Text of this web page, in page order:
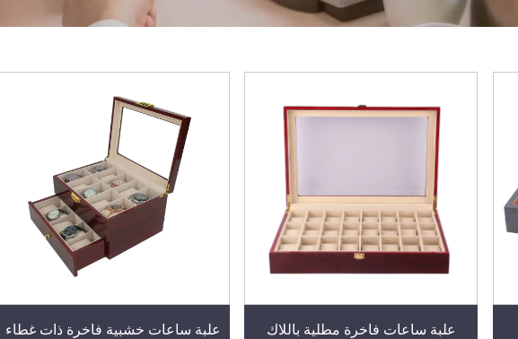
علبة ساعات فاخرة مطلية باللاك
علبة ساعات خشبية فاخرة ذات غطاء